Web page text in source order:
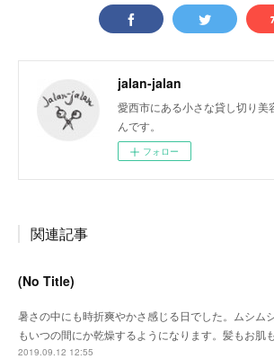
jalan-jalan
愛西市にある小さな貸し切り美
んです。
フォロー
関連記事
(No Title)
暑さの中にも時折爽やかさ感じる日でした。ムシム
もいつの間にか乾燥するようになります。髪もお
2019.09.12 12:55